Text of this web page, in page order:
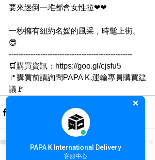
要來迷倒一堆都會女性拉❤❤
一秒擁有紐約名媛的風采，時髦上街。
😎
---------------------------------------------------
🛒購買資訊：https://goo.gl/cjsfu5
🚩購買前請詢問PAPA K.運輸專員購買建
議🚩
PAPA K International Delivery
客服中心